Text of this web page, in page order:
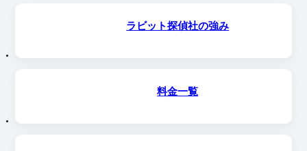
ラビット探偵社の強み
料金一覧